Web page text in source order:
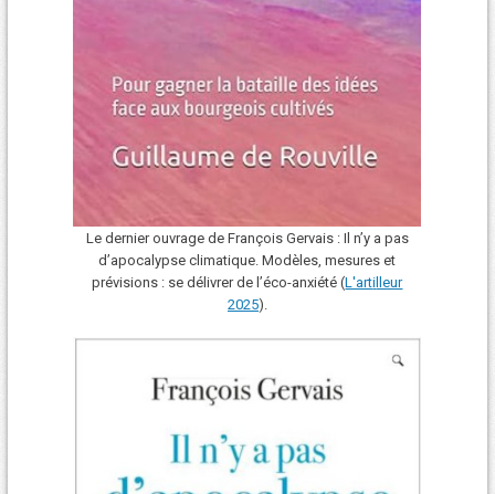
Le dernier ouvrage de François Gervais : Il n’y a pas
d’apocalypse climatique. Modèles, mesures et
prévisions : se délivrer de l’éco-anxiété (L'artilleur
2025).